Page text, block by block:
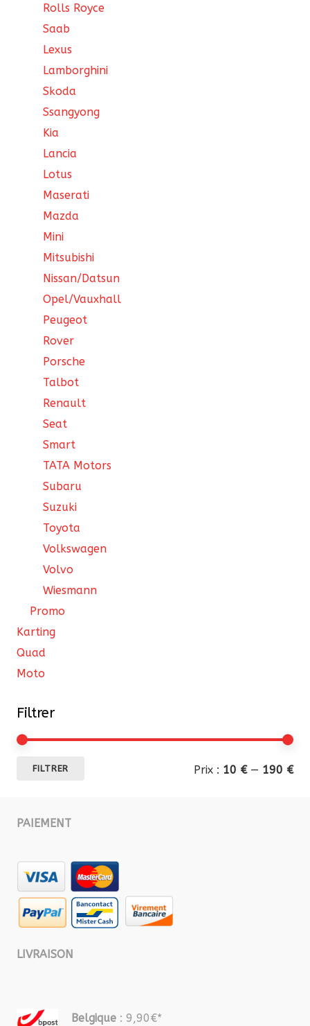
Rolls Royce
Saab
Lexus
Lamborghini
Skoda
Ssangyong
Kia
Lancia
Lotus
Maserati
Mazda
Mini
Mitsubishi
Nissan/Datsun
Opel/Vauxhall
Peugeot
Rover
Porsche
Talbot
Renault
Seat
Smart
TATA Motors
Subaru
Suzuki
Toyota
Volkswagen
Volvo
Wiesmann
Promo
Karting
Quad
Moto
Filtrer
FILTRER Prix : 10 €— 190 €
PAIEMENT
LIVRAISON
Belgique : 9,90€*